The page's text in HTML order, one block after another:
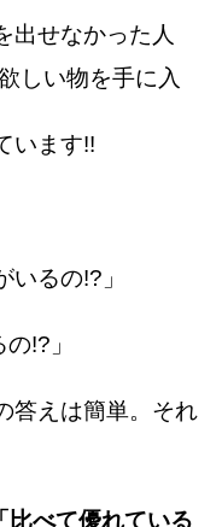
出せなかった人
しい物を手に入
います!!
いるの!?」
!?」
答えは簡単。それ
比べて優れている